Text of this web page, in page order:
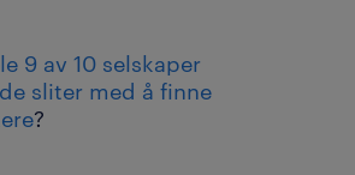
9 av 10 selskaper
sliter med å finne
?